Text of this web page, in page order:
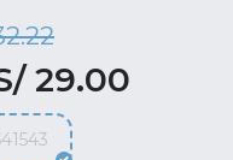
29.00